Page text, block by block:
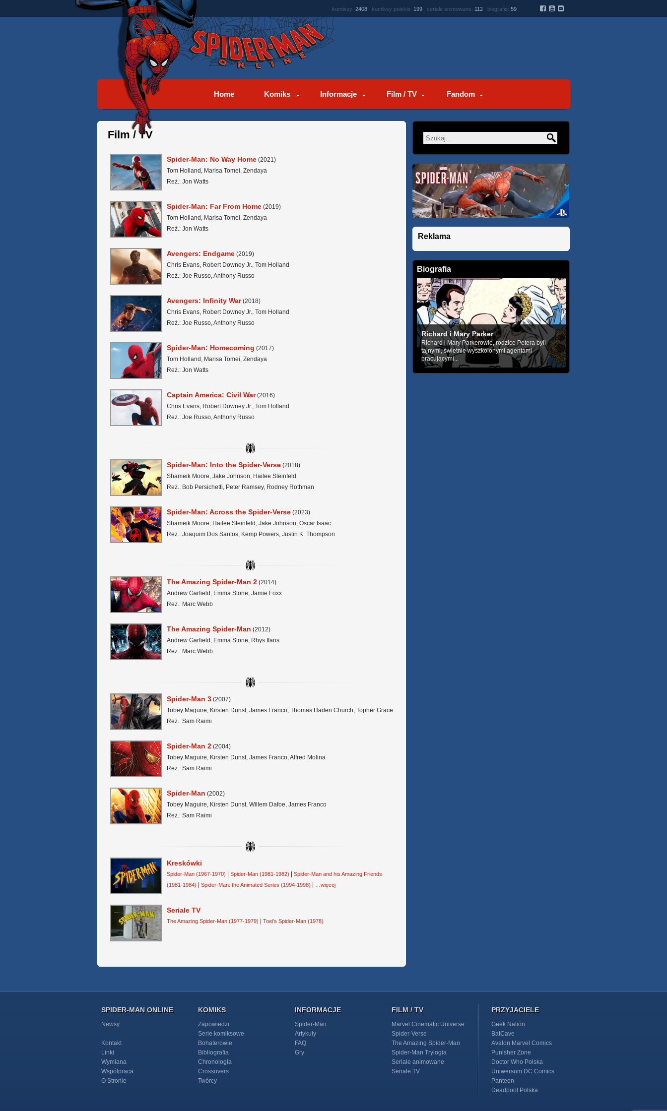
komiksy: 2408 komiksy polskie: 199 seriale animowane: 112 biografie: 59
Home Komiks Informacje Film / TV Fandom
Film / TV
Spider-Man: No Way Home (2021)
Tom Holland, Marisa Tomei, Zendaya
Reż.: Jon Watts
Spider-Man: Far From Home (2019)
Tom Holland, Marisa Tomei, Zendaya
Reż.: Jon Watts
Avengers: Endgame (2019)
Chris Evans, Robert Downey Jr., Tom Holland
Reż.: Joe Russo, Anthony Russo
Avengers: Infinity War(2018)
Chris Evans, Robert Downey Jr., Tom Holland
Reż.: Joe Russo, Anthony Russo
Spider-Man: Homecoming (2017)
Tom Holland, Marisa Tomei, Zendaya
Reż.: Jon Watts
Captain America: Civil War(2016)
Chris Evans, Robert Downey Jr., Tom Holland
Reż.: Joe Russo, Anthony Russo
Spider-Man: Into the Spider-Verse (2018)
Shameik Moore, Jake Johnson, Hailee Steinfeld
Reż.: Bob Persichetti, Peter Ramsey, Rodney Rothman
Spider-Man: Across the Spider-Verse (2023)
Shameik Moore, Hailee Steinfeld, Jake Johnson, Oscar Isaac
Reż.: Joaquim Dos Santos, Kemp Powers, Justin K. Thompson
The Amazing Spider-Man 2 (2014)
Andrew Garfield, Emma Stone, Jamie Foxx
Reż.: Marc Webb
The Amazing Spider-Man (2012)
Andrew Garfield, Emma Stone, Rhys Ifans
Reż.: Marc Webb
Spider-Man 3 (2007)
Tobey Maguire, Kirsten Dunst, James Franco, Thomas Haden Church, Topher Grace
Reż.: Sam Raimi
Spider-Man 2 (2004)
Tobey Maguire, Kirsten Dunst, James Franco, Alfred Molina
Reż.: Sam Raimi
Spider-Man (2002)
Tobey Maguire, Kirsten Dunst, Willem Dafoe, James Franco
Reż.: Sam Raimi
Kreskówki
Spider-Man (1967-1970) Spider-Man (1981-1982)
Spider-Man and his Amazing Friends
(1981-1984)
Spider-Man: the Animated Series (1994-1998) …więcej
Seriale TV
The Amazing Spider-Man (1977-1979) Toei’s Spider-Man (1978)
Reklama
Biografia
Richard i Mary Parker
Richard i Mary Parkerowie, rodzice Petera byli
tajnymi, świetnie wyszkolonymi agentami
pracującymi...
SPIDER-MAN ONLINE
Newsy
Kontakt
Linki
Wymiana
Współpraca
O Stronie
KOMIKS
Zapowiedzi
Serie komiksowe
Bohaterowie
Bibliografia
Chronologia
Crossovers
Twórcy
INFORMACJE
Spider-Man
Artykuły
FAQ
Gry
FILM / TV
Marvel Cinematic Universe
Spider-Verse
The Amazing Spider-Man
Spider-Man Trylogia
Seriale animowane
Seriale TV
PRZYJACIELE
Geek Nation
BatCave
Avalon Marvel Comics
Punisher Zone
Doctor Who Polska
Uniwersum DC Comics
Panteon
Deadpool Polska